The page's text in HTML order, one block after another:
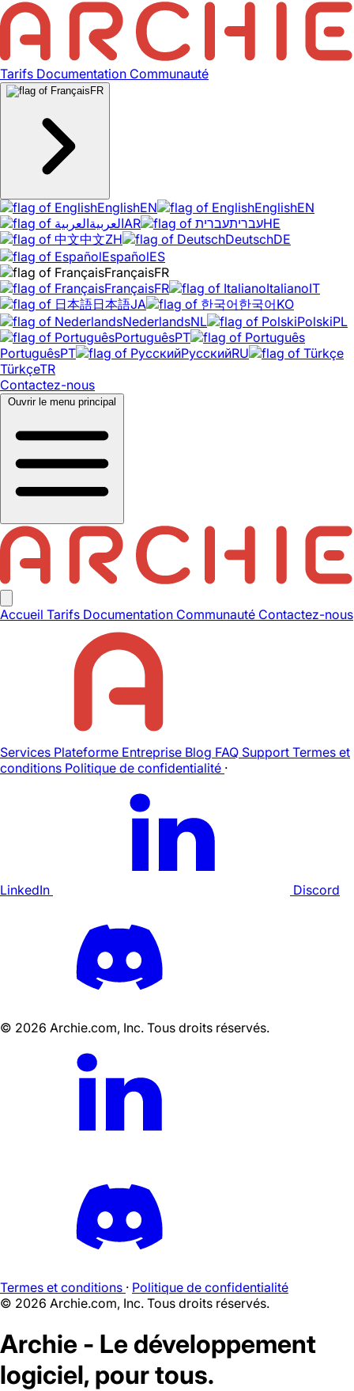
Tarifs Documentation Communauté
FR
EnglishEN EnglishEN
العربيةAR עבריתHE
中文ZH DeutschDE
EspañolES
FrançaisFR
FrançaisFR ItalianoIT
日本語JA 한국어KO
NederlandsNL PolskiPL
PortuguêsPT
PortuguêsPT РусскийRU
TürkçeTR
Contactez-nous
Ouvrir le menu principal
Accueil Tarifs Documentation Communauté Contactez-nous
Services Plateforme Entreprise Blog FAQ Support Termes et
conditions Politique de confidentialité ·
LinkedIn Discord
© 2026 Archie.com, Inc. Tous droits réservés.
Termes et conditions · Politique de confidentialité
© 2026 Archie.com, Inc. Tous droits réservés.
Archie - Le développement
logiciel, pour tous.